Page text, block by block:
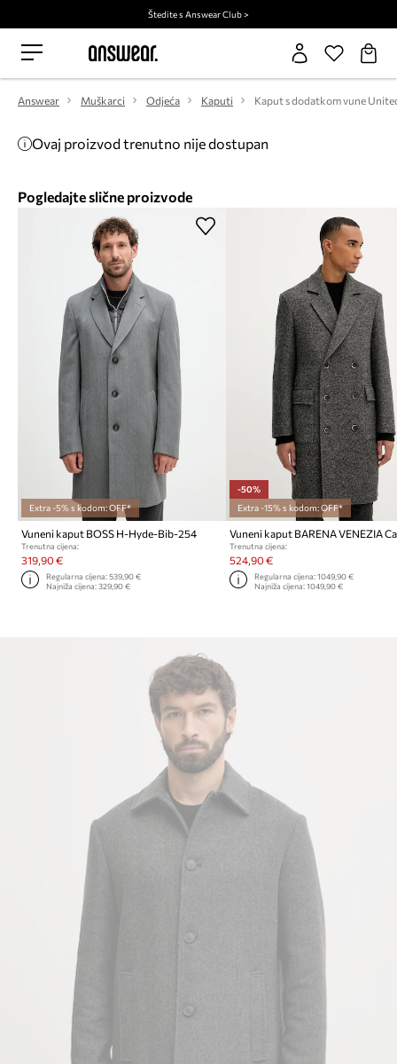
Štedite s Answear Club >
Answear Muškarci Odjeća Kaputi
Ovaj proizvod trenutno nije dostupan
Pogledajte slične proizvode
Extra -5% s kodom: OFF*
Vuneni kaput BOSS H-Hyde-Bib-254
Trenutna cijena:
319,90 €
Regularna cijena:539,90 €
Najniža cijena:329,90 €
-50%
Extra -15% s kodom: OFF*
Trenutna cijena:
524,90 €
Regularna cijena: 1049,90 €
Najniža cijena: 1049,90 €